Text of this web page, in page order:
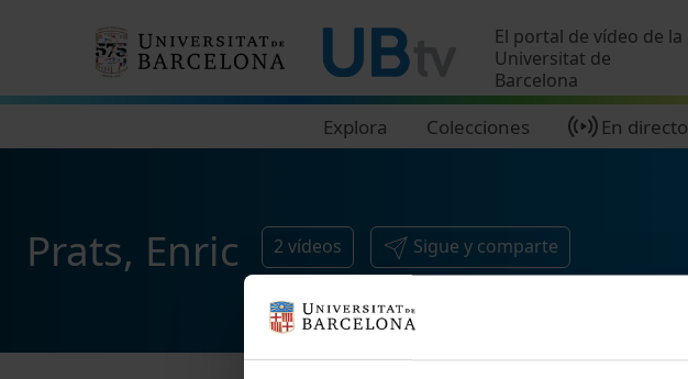
El portal de vídeo de la
Universitat de
Barcelona
Explora Colecciones En directo
Prats, Enric 2 vídeos Sigue y comparte